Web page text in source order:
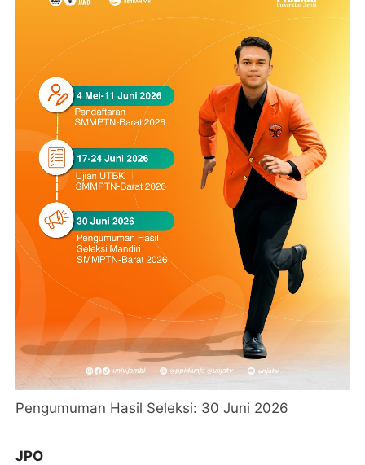
Pengumuman Hasil Seleksi: 30 Juni 2026
JPO